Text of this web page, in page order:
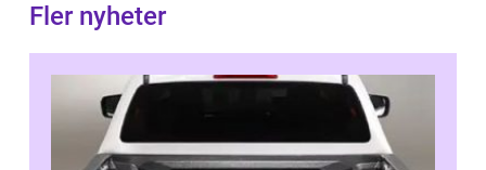
Fler nyheter